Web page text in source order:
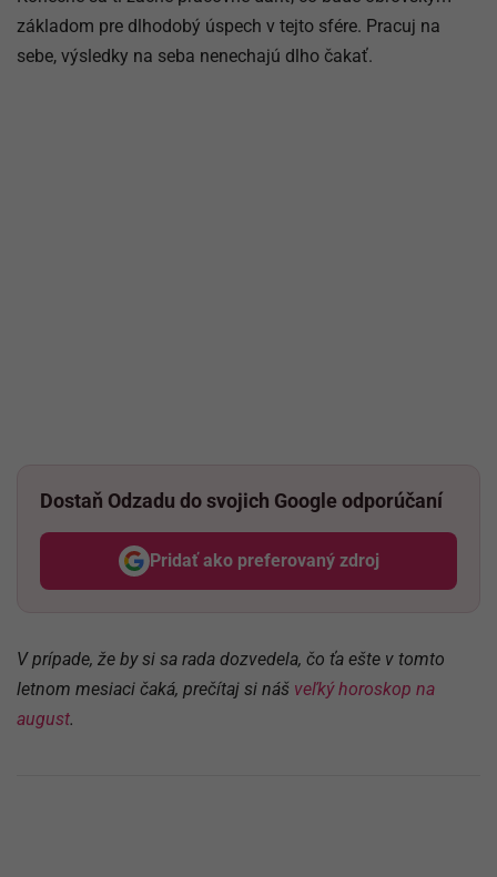
základom pre dlhodobý úspech v tejto sfére. Pracuj na
sebe, výsledky na seba nenechajú dlho čakať.
Dostaň Odzadu do svojich Google odporúčaní
Pridať ako preferovaný zdroj
Odzadu, odkaz sa otvorí v
V prípade, že by si sa rada dozvedela, čo ťa ešte v tomto
letnom mesiaci čaká, prečítaj si náš veľký horoskop na
august.